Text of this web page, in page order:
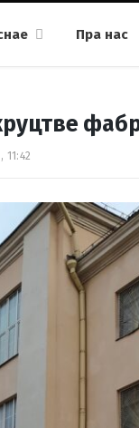
Пра нас
11:42